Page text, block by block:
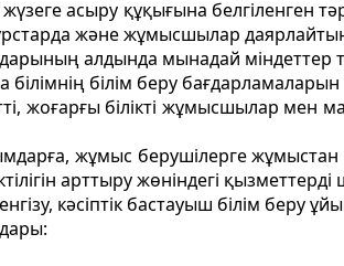
асыру құқығына белгіленген
және жұмысшылар
алдында мынадай мiндеттер
білім беру
жоғарғы білікті жұмысшылар мен
жұмыс берушілерге
арттыру жөніндегі қызметтерді
кәсіптік бастауыш білім беру